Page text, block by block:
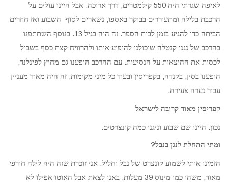
לאיפה שגרתי היה 550 קילמטרים, דרך ארוכה. אבל היינו עולים על
הרכבת בלילה ומתעוררים בבוקר באספו, נשארים לסוף–השבוע ואז חוזרים
הביתה כדי להגיע בזמן לבית הספר. זה היה בגיל 13. בנוסף השתתפנו
בהרכב של נגני קנטלה שיכולנו להופיע איתו ולהרוויח קצת כסף בשביל
לכסות את ההוצאות על הנסיעות. עם ההרכב הופענו גם מחוץ לפינלנד,
הופענו בסין, בקנדה, בקפריסין ובעוד כל מיני מקומות, זה היה מאוד מעניין
עבור נערה צעירה.
קפריסין מאוד קרובה לישראל
נכון. היינו שם שבוע וניגנו כמה קונצרטים.
ומתי התחלת לנגן בנבל?
הזמינו אותי לשמוע קונצרט של נבל וחליל. אני זוכרת שזה היה לילה חורפי
מאוד, משהו כמו מינוס 39 מעלות, באנו לצאת אבל האוטו אפילו לא